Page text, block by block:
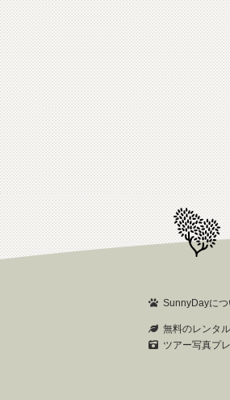
SunnyDayにつ
無料のレンタ
ツアー写真プ